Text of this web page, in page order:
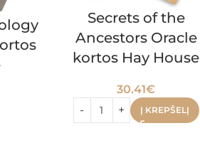
Secrets of the
Ancestors Oracle
kortos Hay House
30.41€
Į KREPŠELĮ